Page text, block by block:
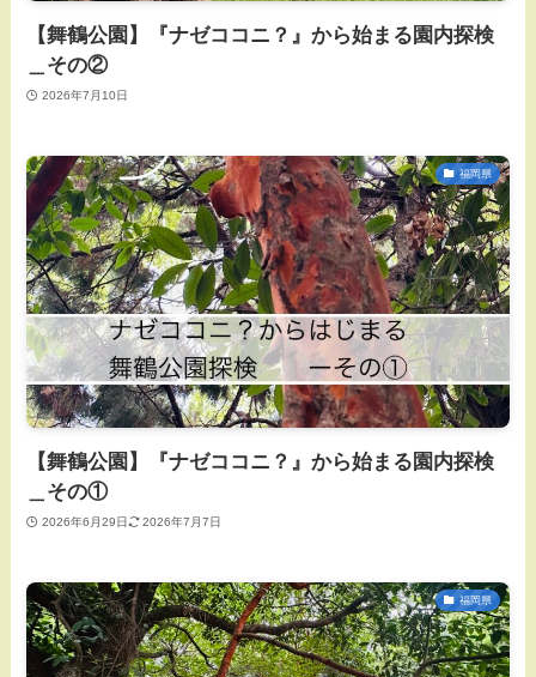
【舞鶴公園】『ナゼココニ？』から始まる園内探検
＿その②
2026年7月10日
福岡県
【舞鶴公園】『ナゼココニ？』から始まる園内探検
＿その①
2026年6月29日 2026年7月7日
福岡県